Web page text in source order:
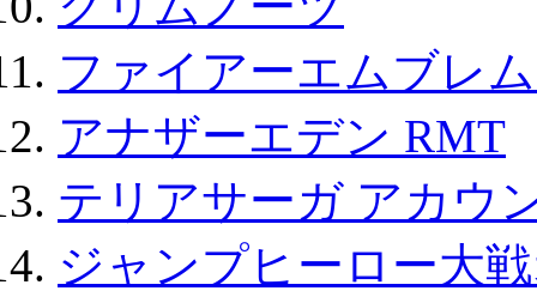
ファイアーエムブレ
アナザーエデン RMT
テリアサーガ アカウ
ジャンプヒーロー大